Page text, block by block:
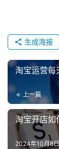
小
本
创
业
兼
职
项
宝企业店铺
的，可是必
证金是能够
退回的，如果
2、随
样。R标示的
万左右。这
钱在这个区
3、并且
生成海报
淘宝运营每
上一篇
淘宝开店如
2024年10月8